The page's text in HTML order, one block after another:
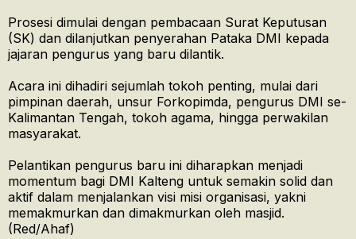
Prosesi dimulai dengan pembacaan Surat Keputusan
(SK) dan dilanjutkan penyerahan Pataka DMI kepada
jajaran pengurus yang baru dilantik.
Acara ini dihadiri sejumlah tokoh penting, mulai dari
pimpinan daerah, unsur Forkopimda, pengurus DMI se-
Kalimantan Tengah, tokoh agama, hingga perwakilan
masyarakat.
Pelantikan pengurus baru ini diharapkan menjadi
momentum bagi DMI Kalteng untuk semakin solid dan
aktif dalam menjalankan visi misi organisasi, yakni
memakmurkan dan dimakmurkan oleh masjid.
(Red/Ahaf)